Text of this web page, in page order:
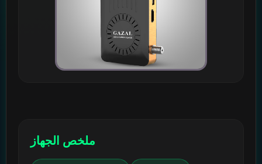
ملخص الجهاز